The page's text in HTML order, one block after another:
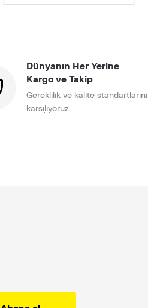
Dünyanın Her Yerine
Kargo ve Takip
Gereklilik ve kalite standartlarını
karşılıyoruz